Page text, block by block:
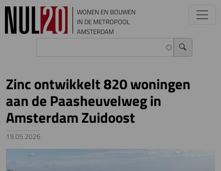
Overslaan en naar de inhoud gaan
WONEN EN BOUWEN
IN DE METROPOOL
AMSTERDAM
Zinc ontwikkelt 820 woningen
aan de Paasheuvelweg in
Amsterdam Zuidoost
19.05.2026